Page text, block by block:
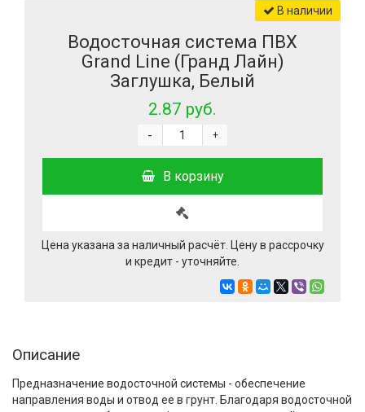
В наличии
Водосточная система ПВХ
Grand Line (Гранд Лайн)
Заглушка, Белый
2.87 руб.
+
-
В корзину
Цена указана за наличный расчёт. Цену в рассрочку
и кредит - уточняйте.
Описание
Предназначение водосточной системы - обеспечение
направления воды и отвод ее в грунт. Благодаря водосточной